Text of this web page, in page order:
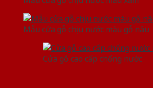
Mẫu cửa gỗ chịu nước màu gỗ nâu
Cửa gỗ cao cấp chống nước